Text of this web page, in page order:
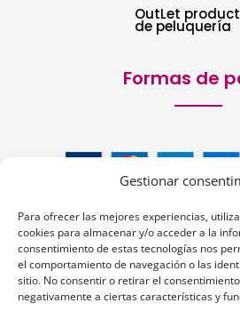
Gestionar
Para ofrecer las mejores experiencias,
cookies para almacenar y/o acceder a la
consentimiento de estas tecnologías nos
el comportamiento de navegación o las
sitio. No consentir o retirar el
negativamente a ciertas características y
OutLet
de peluquería
Formas de